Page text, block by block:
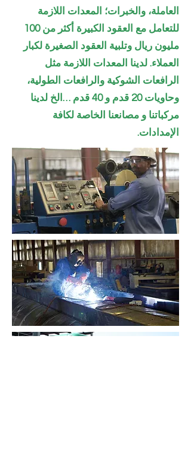
العاملة، والخبرات؛ المعدات اللازمة
للتعامل مع العقود الكبيرة أكثر من 100
مليون ريال وتلبية العقود الصغيرة لكبار
العملاء. لدينا المعدات اللازمة مثل
الرافعات الشوكية والرافعات الطولية،
وحاويات 20 قدم و 40 قدم …الخ لدينا
مركباتنا و مصانعنا الخاصة لكافة
الإمدادات.